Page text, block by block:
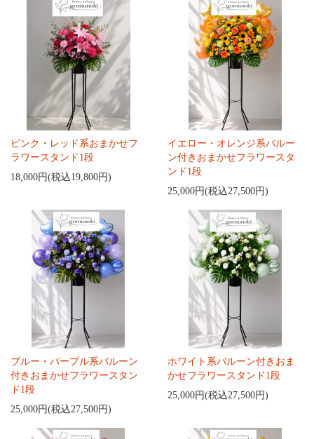
ピンク・レッド系おまかせフ
ラワースタンド1段
18,000円(税込19,800円)
イエロー・オレンジ系バルー
ン付きおまかせフラワースタ
ンド1段
25,000円(税込27,500円)
ブルー・パープル系バルーン
付きおまかせフラワースタン
ド1段
25,000円(税込27,500円)
ホワイト系バルーン付きおま
かせフラワースタンド1段
25,000円(税込27,500円)